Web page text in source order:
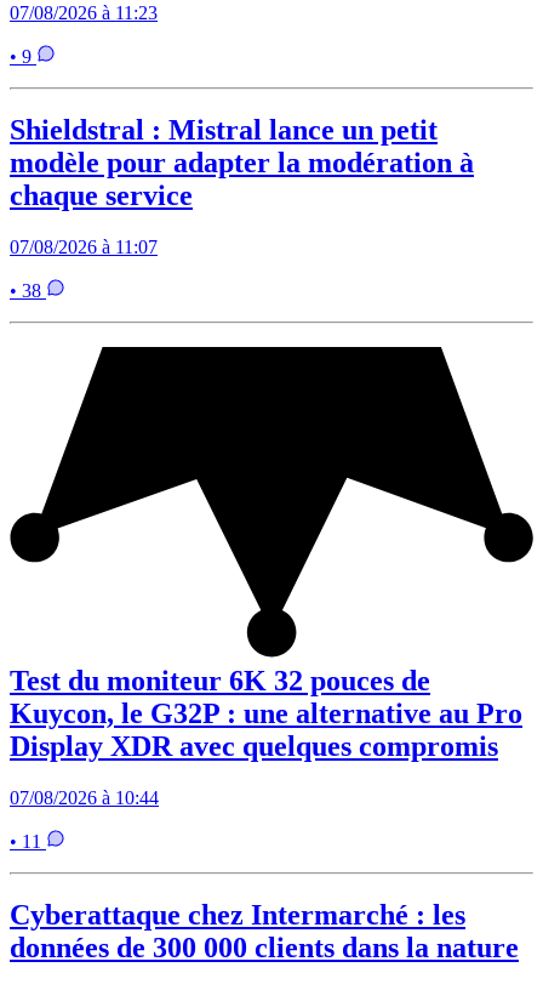
07/08/2026 à 11:23
• 9
Shieldstral : Mistral lance un petit
modèle pour adapter la modération à
chaque service
07/08/2026 à 11:07
• 38
Test du moniteur 6K 32 pouces de
Kuycon, le G32P : une alternative au Pro
Display XDR avec quelques compromis
07/08/2026 à 10:44
• 11
Cyberattaque chez Intermarché : les
données de 300 000 clients dans la nature